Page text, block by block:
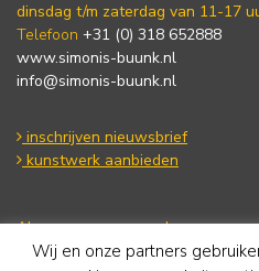
dinsdag t/m zaterdag van 11-17
Telefoon +31 (0) 318 652888
www.simonis-buunk.nl
info@simonis-buunk.nl
inschrijven nieuwsbrief
kunstwerk aanbieden
Algemene voorwaarden
Privacy statement
Wij en onze partners